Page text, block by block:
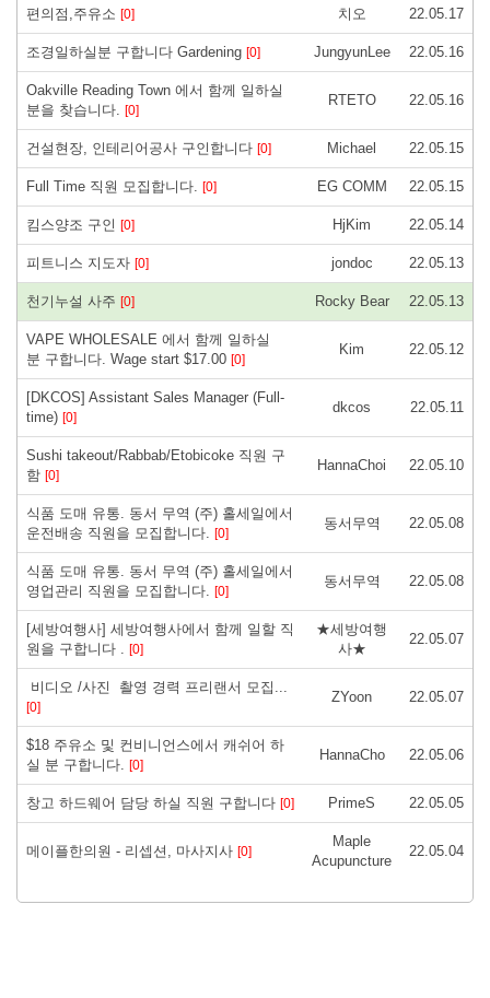
편의점,주유소 [0] 치오 22.05.17
조경일하실분 구합니다 Gardening [0] JungyunLee 22.05.16
Oakville Reading Town 에서 함께 일하실
분을 찾습니다. [0]
RTETO 22.05.16
건설현장, 인테리어공사 구인합니다 [0] Michael 22.05.15
Full Time 직원 모집합니다. [0] EG COMM 22.05.15
킴스양조 구인 [0] HjKim 22.05.14
피트니스 지도자 [0] jondoc 22.05.13
천기누설 사주 [0] Rocky Bear 22.05.13
VAPE WHOLESALE 에서 함께 일하실
분 구합니다. Wage start $17.00 [0]
Kim 22.05.12
[DKCOS] Assistant Sales Manager (Full-
time) [0]
dkcos 22.05.11
Sushi takeout/Rabbab/Etobicoke 직원 구
함 [0]
HannaChoi 22.05.10
식품 도매 유통. 동서 무역 (주) 홀세일에서
운전배송 직원을 모집합니다. [0]
동서무역 22.05.08
식품 도매 유통. 동서 무역 (주) 홀세일에서
영업관리 직원을 모집합니다. [0]
동서무역 22.05.08
[세방여행사] 세방여행사에서 함께 일할 직
원을 구합니다 . [0]
★세방여행
사★
22.05.07
비디오 /사진 촬영 경력 프리랜서 모집...
[0]
ZYoon 22.05.07
$18 주유소 및 컨비니언스에서 캐쉬어 하
실 분 구합니다. [0]
HannaCho 22.05.06
창고 하드웨어 담당 하실 직원 구합니다 [0] PrimeS 22.05.05
메이플한의원 - 리셉션, 마사지사 [0]
Maple
Acupuncture
22.05.04